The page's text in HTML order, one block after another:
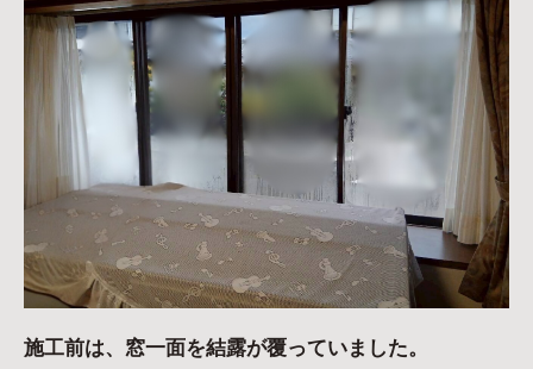
施工前は、窓一面を結露が覆っていました。